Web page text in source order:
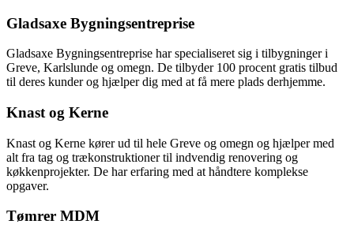
Gladsaxe Bygningsentreprise
Gladsaxe Bygningsentreprise har specialiseret sig i tilbygninger i
Greve, Karlslunde og omegn. De tilbyder 100 procent gratis tilbud
til deres kunder og hjælper dig med at få mere plads derhjemme.
Knast og Kerne
Knast og Kerne kører ud til hele Greve og omegn og hjælper med
alt fra tag og trækonstruktioner til indvendig renovering og
køkkenprojekter. De har erfaring med at håndtere komplekse
opgaver.
Tømrer MDM